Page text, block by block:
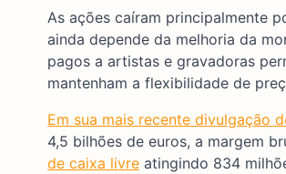
As ações caíram principalmente
ainda depende da melhoria da
pagos a artistas e gravadoras
mantenham a flexibilidade de
Em sua mais recente divulgação
4,5 bilhões de euros, a margem
de caixa livre atingindo 834